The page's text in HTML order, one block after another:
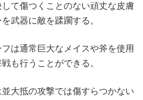
て傷つくことのない頑丈な皮膚
武器に敵を蹂躙する。
は通常巨大なメイスや斧を使用
も行うことができる。
大抵の攻撃では傷すらつかない